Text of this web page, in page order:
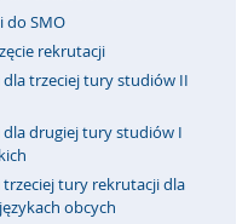
do SMO
rekrutacji
trzeciej tury studiów II
drugiej tury studiów I
tury rekrutacji dla
obcych